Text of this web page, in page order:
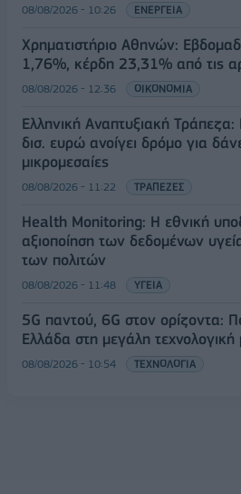
08/08/2026 - 10:26 ΕΝΕΡΓΕΙΑ
Χρηματιστήριο Αθηνών:
1,76%, κέρδη 23,31% από τις
08/08/2026 - 12:36 ΟΙΚΟΝΟΜΙΑ
Ελληνική Αναπτυξιακή
δισ. ευρώ ανοίγει δρόμο για
μικρομεσαίες
08/08/2026 - 11:22 ΤΡΑΠΕΖΕΣ
Health Monitoring: Η εθνική
αξιοποίηση των δεδομένων
των πολιτών
08/08/2026 - 11:48 ΥΓΕΙΑ
5G παντού, 6G στον ορίζοντα:
Ελλάδα στη μεγάλη
08/08/2026 - 10:54 ΤΕΧΝΟΛΟΓΙΑ